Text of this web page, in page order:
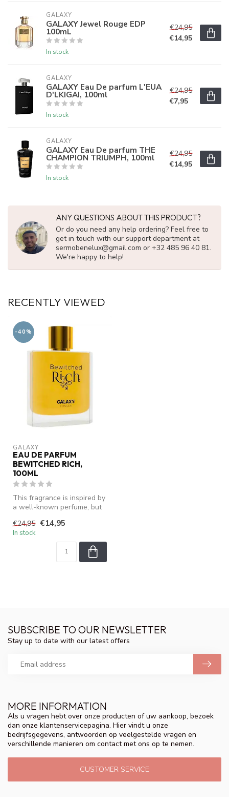
GALAXY
GALAXY Jewel Rouge EDP
100mL
In stock
€24,95
€14,95
GALAXY
GALAXY Eau De parfum L'EUA
D'LKIGAI, 100ml
In stock
€24,95
€7,95
GALAXY
GALAXY Eau De parfum THE
CHAMPION TRIUMPH, 100ml
In stock
€24,95
€14,95
ANY QUESTIONS ABOUT THIS PRODUCT?
Or do you need any help ordering? Feel free to
get in touch with our support department at
sermobenelux@gmail.com or +32 485 96 40 81.
We're happy to help!
RECENTLY VIEWED
-40%
GALAXY
EAU DE PARFUM
BEWITCHED RICH,
100ML
This fragrance is inspired by
a well-known perfume, but
€24,95 €14,95
In stock
MORE INFORMATION
Als u vragen hebt over onze producten of uw aankoop, bezoek
dan onze klantenservicepagina. Hier vindt u onze
bedrijfsgegevens, antwoorden op veelgestelde vragen en
verschillende manieren om contact met ons op te nemen.
CUSTOMER SERVICE
SUBSCRIBE TO OUR NEWSLETTER
Stay up to date with our latest offers